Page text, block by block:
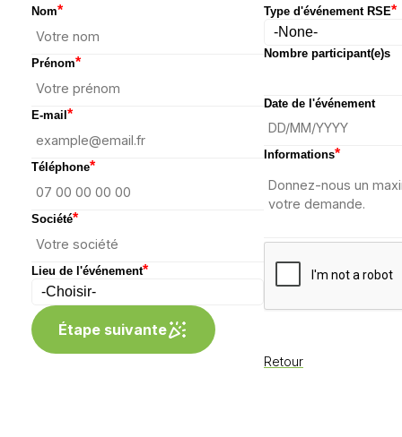
Nom*
Prénom*
E-mail *
Téléphone*
Société*
Lieu de l'événement*
Étape suivante
Type d'événement RSE*
Nombre participant(e)s
Date de l'événement
Informations*
Retour